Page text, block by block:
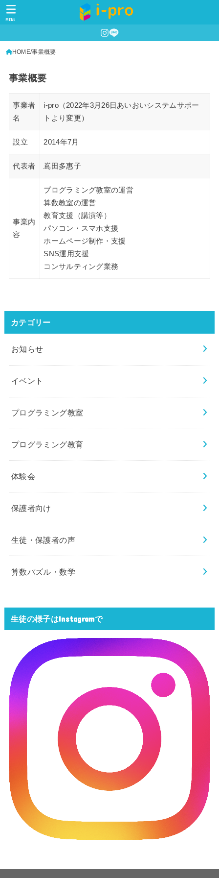
MENU
HOME 事業概要
事業概要
事業者
名
i-pro（2022年3月26日あいおいシステムサポー
トより変更）
設立 2014年7月
代表者 嶌田多惠子
事業内
容
プログラミング教室の運営
算数教室の運営
教育支援（講演等）
パソコン・スマホ支援
ホームページ制作・支援
SNS運用支援
コンサルティング業務
カテゴリー
お知らせ
イベント
プログラミング教室
プログラミング教育
体験会
保護者向け
生徒・保護者の声
算数パズル・数学
生徒の様子はInstagramで